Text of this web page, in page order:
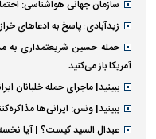
سازمان جهانی هواشناسی:
زیدآبادی: پاسخ به ادعا‌های
حمله حسین شریعتمداری به
آمریکا باز می‌کنید
ببینید| ماجرای حمله خلبانان
ببینید| ونس: ایرانی‌ها
عبدال السید کیست؟ | آیا